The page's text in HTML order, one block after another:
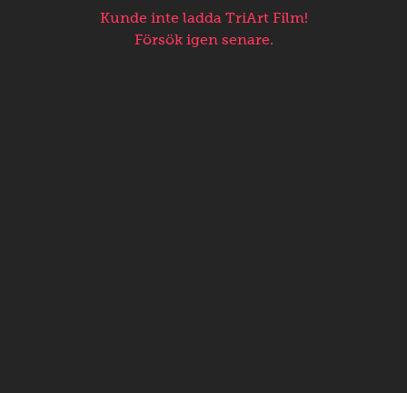
Kunde inte ladda TriArt Film!
Försök igen senare.